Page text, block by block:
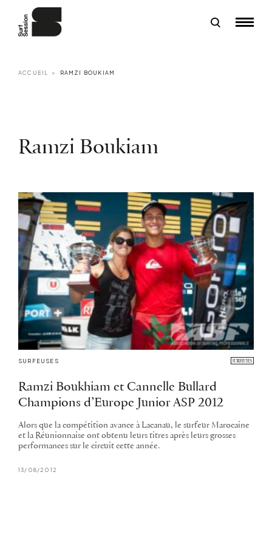
ACCUEIL RAMZI BOUKIAM
Ramzi Boukiam
SURFEUSES
Ramzi Boukhiam et Cannelle Bullard
Champions d’Europe Junior ASP 2012
Alors que la compétition avance à Lacanau, le surfeur Marocaine
et la Réunionnaise ont obtenu leurs titres après leurs grosses
performances sur le circuit cette année.
13/08/2012